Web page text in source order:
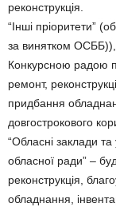
реконструкція.
“Інші пріоритети”
за винятком ОСББ)),
Конкурсною радою
ремонт,
придбання
довгострокового
“Обласні заклади
обласної ради” –
реконструкція,
обладнання,